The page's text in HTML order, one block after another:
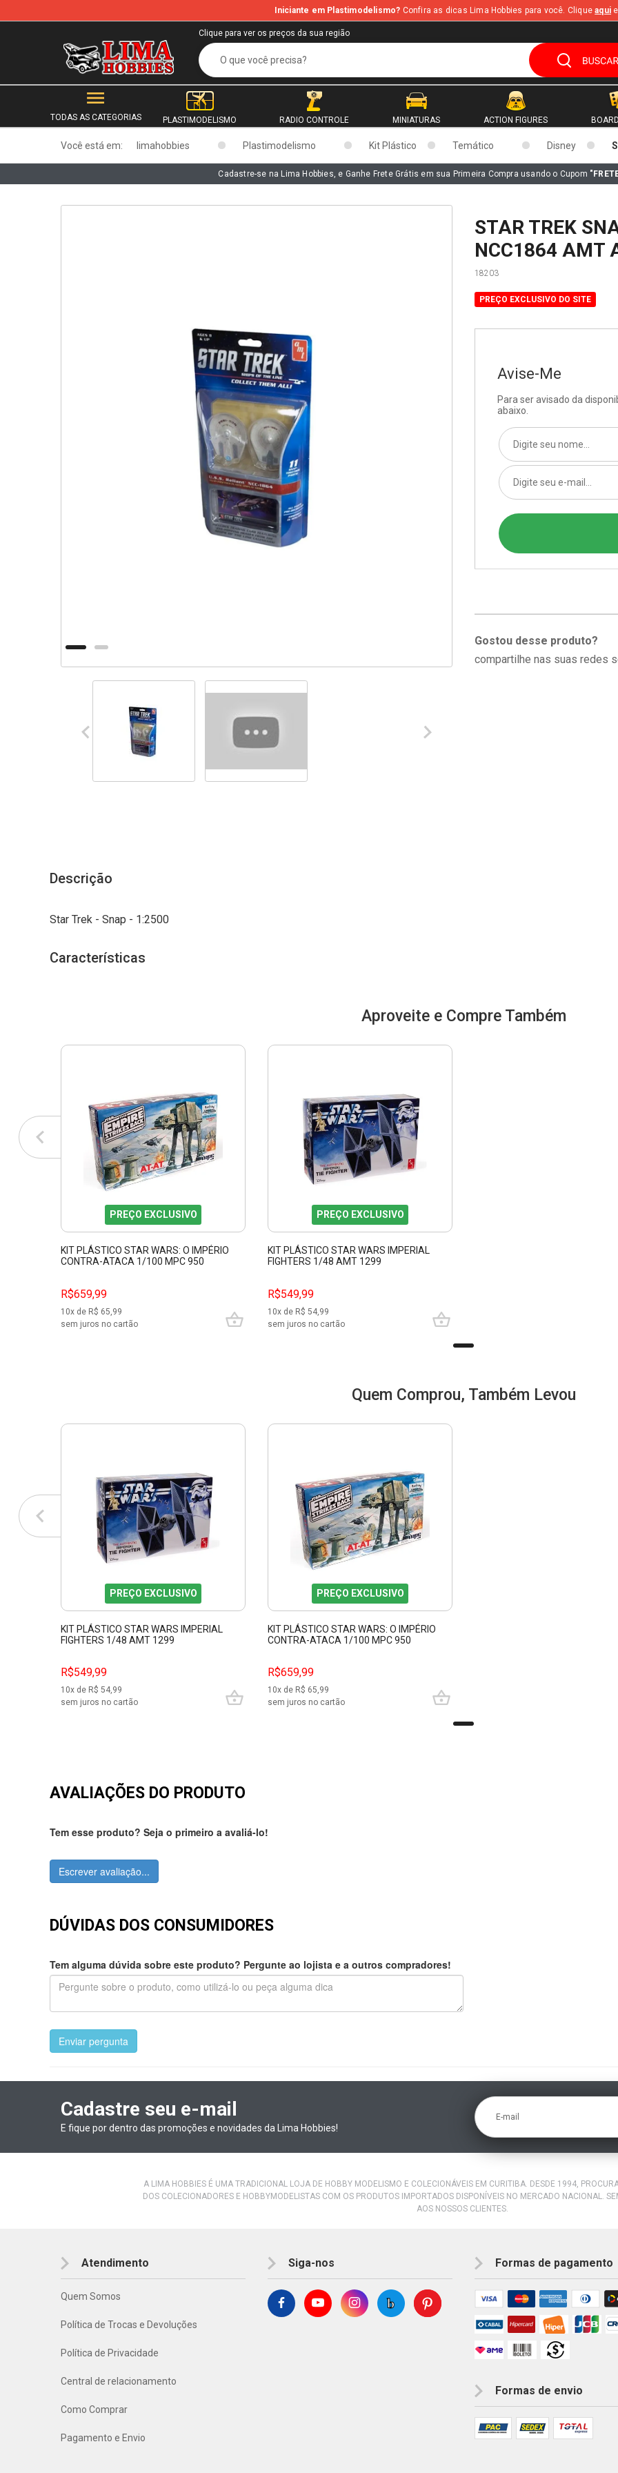
b
Iniciante em Plastimodelismo? Confira as dicas Lima Hobbies para você. Cliqueaqui
Clique para ver os preços da sua região
TODAS AS CATEGORIAS PLASTIMODELISMO RADIO CONTROLE MINIATURAS ACTION FIGURES
Você está em: limahobbies Plastimodelismo Kit Plástico Temático Disney
Cadastre-se na Lima Hobbies, e Ganhe Frete Grátis em sua Primeira Compra usando o Cupom
STAR TREK
NCC1864 AMT
18203
PREÇO EXCLUSIVO DO SITE
Avise-Me
Para ser avisado da
abaixo.
Gostou desse produto?
compartilhe nas suas redes
Descrição
Star Trek - Snap - 1:2500
Características
Aproveite e Compre Também
PREÇO EXCLUSIVO
KIT PLÁSTICO STAR WARS: O IMPÉRIO
CONTRA-ATACA 1/100 MPC 950
R$659,99
10x de R$ 65,99
sem juros no cartão
PREÇO EXCLUSIVO
KIT PLÁSTICO STAR WARS IMPERIAL
FIGHTERS 1/48 AMT 1299
R$549,99
10x de R$ 54,99
sem juros no cartão
Quem Comprou, Também Levou
PREÇO EXCLUSIVO
KIT PLÁSTICO STAR WARS IMPERIAL
FIGHTERS 1/48 AMT 1299
R$549,99
10x de R$ 54,99
sem juros no cartão
PREÇO EXCLUSIVO
KIT PLÁSTICO STAR WARS: O IMPÉRIO
CONTRA-ATACA 1/100 MPC 950
R$659,99
10x de R$ 65,99
sem juros no cartão
AVALIAÇÕES DO PRODUTO
Tem esse produto? Seja o primeiro a avaliá-lo!
Escrever avaliação...
DÚVIDAS DOS CONSUMIDORES
Tem alguma dúvida sobre este produto? Pergunte ao lojista e a outros compradores!
Enviar pergunta
Cadastre seu e-mail
E fique por dentro das promoções e novidades da Lima Hobbies!
E-mail
A LIMA HOBBIES É UMA TRADICIONAL LOJA DE HOBBY MODELISMO E COLECIONÁVEIS EM CURITIBA. DESDE 1994,
DOS COLECIONADORES E HOBBYMODELISTAS COM OS PRODUTOS IMPORTADOS DISPONÍVEIS NO MERCADO NACIONAL.
AOS NOSSOS CLIENTES.
Atendimento
Quem Somos
Política de Trocas e Devoluções
Política de Privacidade
Central de relacionamento
Como Comprar
Pagamento e Envio
Siga-nos Formas de pagamento
Formas de envio